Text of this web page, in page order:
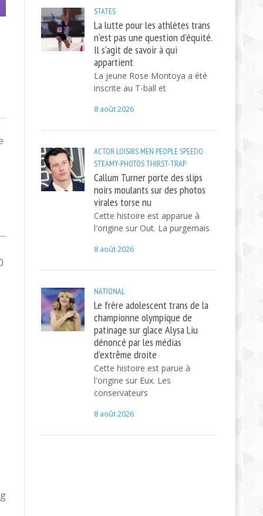
STATES
La lutte pour les athlètes trans
n’est pas une question d’équité.
Il s'agit de savoir à qui
appartient
La jeune Rose Montoya a été
inscrite au T-ball et
8 août 2026
ACTOR LOISIRS MEN PEOPLESPEEDO
STEAMY-PHOTOSTHIRST-TRAP
Callum Turner porte des slips
noirs moulants sur des photos
virales torse nu
Cette histoire est apparue à
l'origine sur Out. La purgemais
8 août 2026
NATIONAL
Le frère adolescent trans de la
championne olympique de
patinage sur glace Alysa Liu
dénoncé par les médias
d'extrême droite
Cette histoire est parue à
l'origine sur Eux. Les
conservateurs
8 août 2026